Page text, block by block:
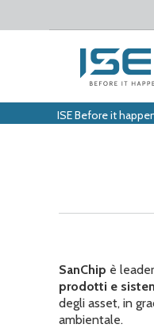
ISE Before it
SanChip è
prodotti e
degli asset, in
ambientale.